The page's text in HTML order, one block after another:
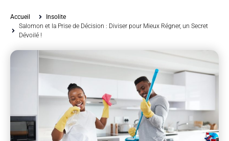
Accueil
Insolite
Salomon et la Prise de Décision : Diviser pour Mieux Régner, un Secret
Dévoilé !